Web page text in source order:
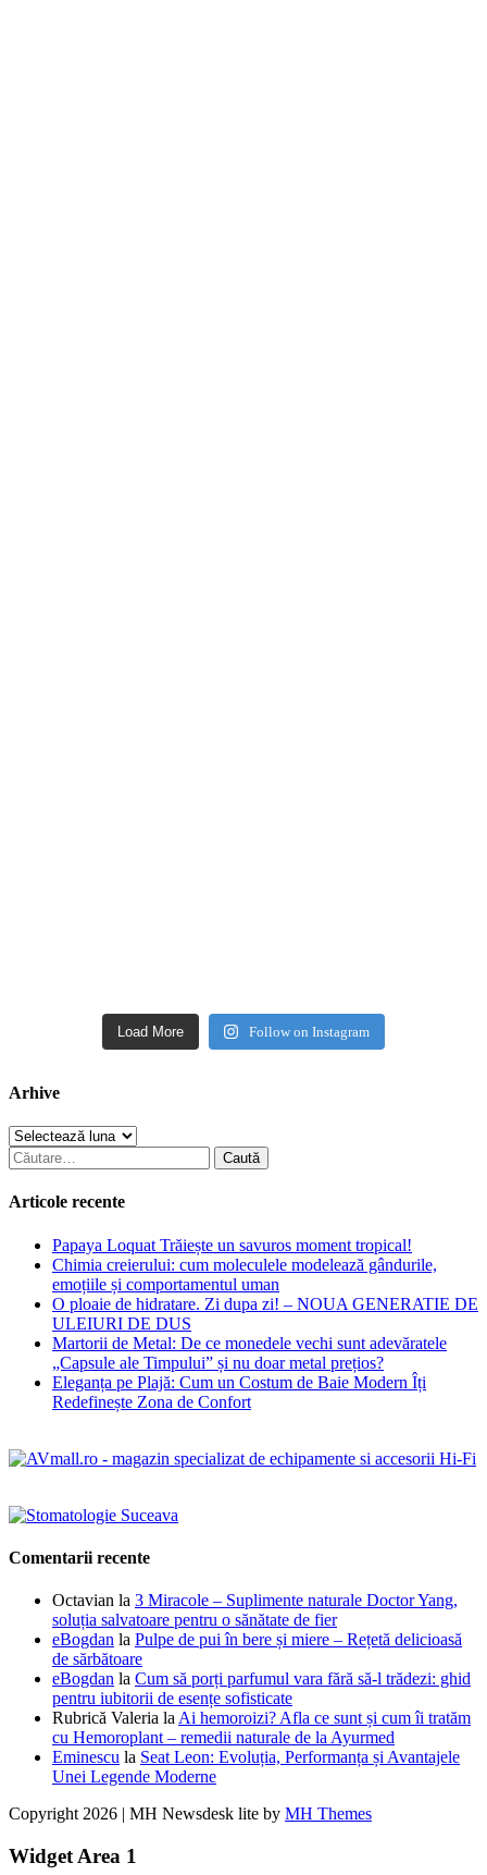
Load More Follow on Instagram
Arhive
Arhive
Caută
după:
Articole recente
Papaya Loquat Trăiește un savuros moment tropical!
Chimia creierului: cum moleculele modelează gândurile,
emoțiile și comportamentul uman
O ploaie de hidratare. Zi dupa zi! – NOUA GENERATIE DE
ULEIURI DE DUS
Martorii de Metal: De ce monedele vechi sunt adevăratele
„Capsule ale Timpului” și nu doar metal prețios?
Eleganța pe Plajă: Cum un Costum de Baie Modern Îți
Redefinește Zona de Confort
Comentarii recente
Octavian la 3 Miracole – Suplimente naturale Doctor Yang,
soluția salvatoare pentru o sănătate de fier
eBogdan la Pulpe de pui în bere și miere – Rețetă delicioasă
de sărbătoare
eBogdan la Cum să porți parfumul vara fără să-l trădezi: ghid
pentru iubitorii de esențe sofisticate
Rubrică Valeria la Ai hemoroizi? Afla ce sunt și cum îi tratăm
cu Hemoroplant – remedii naturale de la Ayurmed
Eminescu la Seat Leon: Evoluția, Performanța și Avantajele
Unei Legende Moderne
Copyright 2026 | MH Newsdesk lite by MH Themes
Widget Area 1